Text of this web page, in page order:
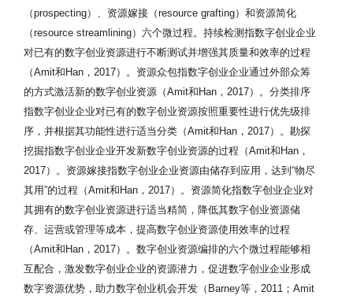
（prospecting）、资源嫁接（resource grafting）和资源简化
（resource streamlining）六个微过程。持续检测指数字创业企业
对已有的数字创业资源进行不断测试并增强其质量和效率的过程
（Amit和Han，2017）。资源众包指数字创业企业通过外部众筹
的方式激活新的数字创业资源（Amit和Han，2017）。分类排序
指数字创业企业对已有的数字创业资源按照重要性进行优先级排
序，并根据其功能性进行适当分类（Amit和Han，2017）。勘探
挖掘指数字创业企业开发新数字创业资源的过程（Amit和Han，
2017）。资源嫁接指数字创业企业资源由储存到应用，达到“物尽
其用”的过程（Amit和Han，2017）。资源简化指数字创业企业对
其拥有的数字创业资源进行适当精简，降低其数字创业资源储
存、运营或管理等成本，提高数字创业资源使用效率的过程
（Amit和Han，2017）。数字创业资源编排的六个微过程能够相
互配合，激发数字创业企业的资源潜力，促进数字创业企业形成
数字资源优势，助力数字创业机会开发（Barney等，2011；Amit